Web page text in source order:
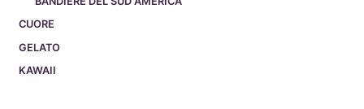
CUORE
GELATO
KAWAII